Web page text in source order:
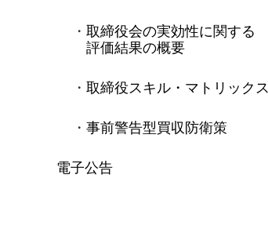
取締役会の実効性に関する
評価結果の概要
取締役スキル・マトリックス
事前警告型買収防衛策
電子公告